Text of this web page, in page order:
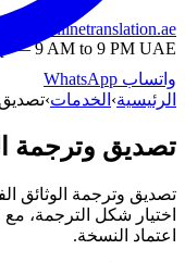
info@onlinetranslation.ae
— 9 AM to 9 PM UAE
واتساب WhatsApp
الرئيسية› الخدمات›تصديق
تصديق وترجمة
تصديق وترجمة الوثائق
اختيار شكل الترجمة، مع
اعتماد النسخة.